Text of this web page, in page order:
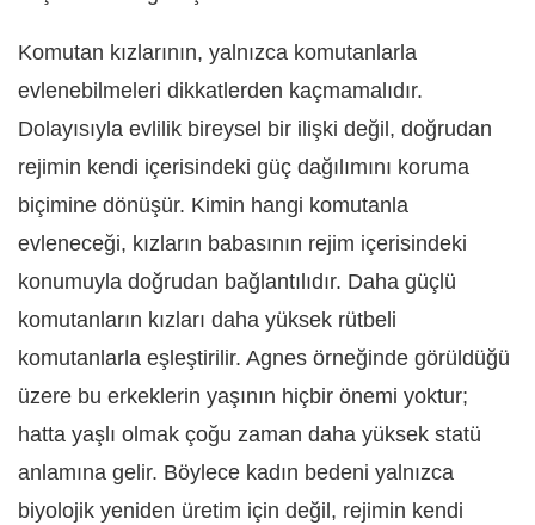
Komutan kızlarının, yalnızca komutanlarla
evlenebilmeleri dikkatlerden kaçmamalıdır.
Dolayısıyla evlilik bireysel bir ilişki değil, doğrudan
rejimin kendi içerisindeki güç dağılımını koruma
biçimine dönüşür. Kimin hangi komutanla
evleneceği, kızların babasının rejim içerisindeki
konumuyla doğrudan bağlantılıdır. Daha güçlü
komutanların kızları daha yüksek rütbeli
komutanlarla eşleştirilir. Agnes örneğinde görüldüğü
üzere bu erkeklerin yaşının hiçbir önemi yoktur;
hatta yaşlı olmak çoğu zaman daha yüksek statü
anlamına gelir. Böylece kadın bedeni yalnızca
biyolojik yeniden üretim için değil, rejimin kendi